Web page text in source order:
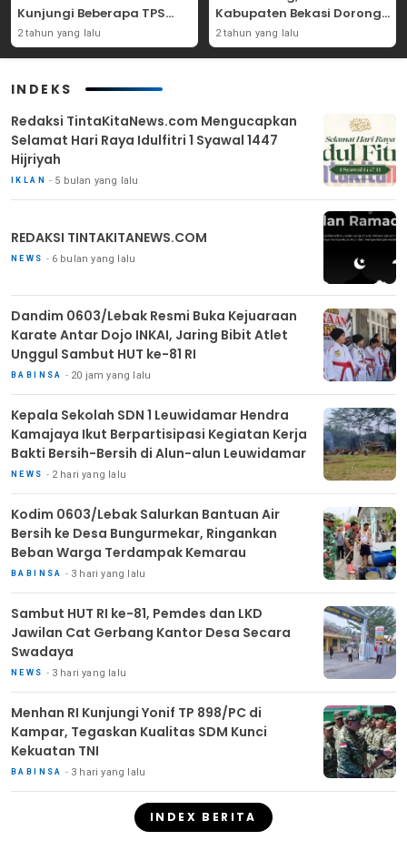
Kunjungi Beberapa TPS
Yang Ada Di Purwakarta
2 tahun yang lalu
Kabupaten Bekasi Dorong
Angka Partisipasi
Masyarakat
2 tahun yang lalu
INDEKS
Redaksi TintaKitaNews.com Mengucapkan
Selamat Hari Raya Idulfitri 1 Syawal 1447
Hijriyah
IKLAN 5 bulan yang lalu
REDAKSI TINTAKITANEWS.COM
NEWS 6 bulan yang lalu
Dandim 0603/Lebak Resmi Buka Kejuaraan
Karate Antar Dojo INKAI, Jaring Bibit Atlet
Unggul Sambut HUT ke-81 RI
BABINSA 20 jam yang lalu
Kepala Sekolah SDN 1 Leuwidamar Hendra
Kamajaya Ikut Berpartisipasi Kegiatan Kerja
Bakti Bersih-Bersih di Alun-alun Leuwidamar
NEWS 2 hari yang lalu
Kodim 0603/Lebak Salurkan Bantuan Air
Bersih ke Desa Bungurmekar, Ringankan
Beban Warga Terdampak Kemarau
BABINSA 3 hari yang lalu
Sambut HUT RI ke-81, Pemdes dan LKD
Jawilan Cat Gerbang Kantor Desa Secara
Swadaya
NEWS 3 hari yang lalu
Menhan RI Kunjungi Yonif TP 898/PC di
Kampar, Tegaskan Kualitas SDM Kunci
Kekuatan TNI
BABINSA 3 hari yang lalu
INDEX BERITA